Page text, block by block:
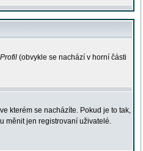
Profil (obvykle se nachází v horní části
kterém se nacházíte. Pokud je to tak,
měnit jen registrovaní uživatelé.